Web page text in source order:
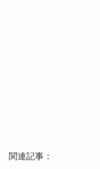
関連記事：